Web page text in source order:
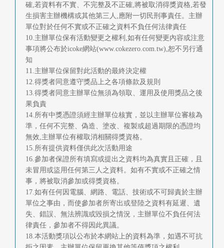
確,若資料有不實、不完整及不正確,將被取消得獎資格,若發
生損害主辦機構或其他第三人,應附一切民刑事責任。主辦
單位對於任何不實或不正確之資料不負任何法律責任
10.主辦單位保有活動變更之權利,如有任何變更內容或注意
事項將公布於icoke網站(www.cokezero.com.tw),恕不另行通
知
11.主辦單位保留對此活動的最終決定權
12.得獎者同意遵守獎品上之各項條款及規則
13.得獎者同意主辦單位無須為領取、運用及使用獎品之後
果負責
14.所有中獎憑證須經主辦單位核實，並以主辦單位審核為
準，任何不完整、偽造、塗改、複製或超過期限的憑證均
無效,主辦單位有權取消相關得獎資格。
15.所有提供資料僅供此次活動用途
16.參加者保證所有填寫或提出之資料均為真實且正確，且
未冒用或盜用任何第三人之資料。如有不實或不正確之情
事，將被取消參加或得獎資格。
17.如有任何因電腦、網路、電話、技術或不可歸責於主辦
單位之事由，而使參加者所寄出或登陸之資料有延遲、遺
失、錯誤、無法辨識或毀損之情況，主辦單位不負任何法
律責任，參加者不得因此異議。
18.本活動獎項以公布於本網站上的資料為準，如遇不可抗